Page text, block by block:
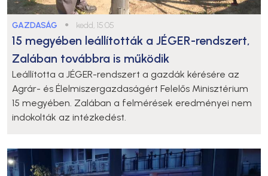
GAZDASÁG ● kedd, 15:05
15 megyében leállították a JÉGER-rendszert,
Zalában továbbra is működik
Leállította a JÉGER-rendszert a gazdák kérésére az
Agrár- és Élelmiszergazdaságért Felelős Minisztérium
15 megyében. Zalában a felmérések eredményei nem
indokolták az intézkedést.